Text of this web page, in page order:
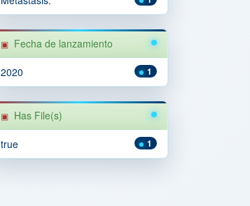
Fecha de lanzamiento
1
2020
Has File(s)
1
true